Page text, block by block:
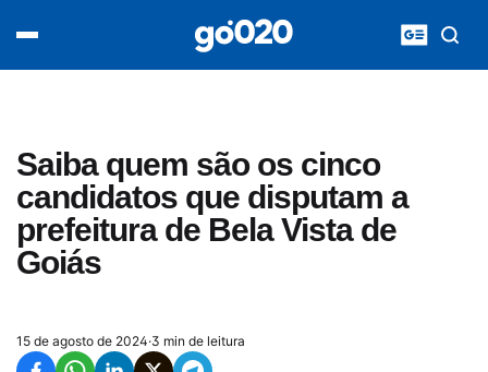
Saiba quem são os cinco
candidatos que disputam a
prefeitura de Bela Vista de
Goiás
15 de agosto de 2024·3 min de leitura
acontece agora
entretenimento
vídeos
pod020